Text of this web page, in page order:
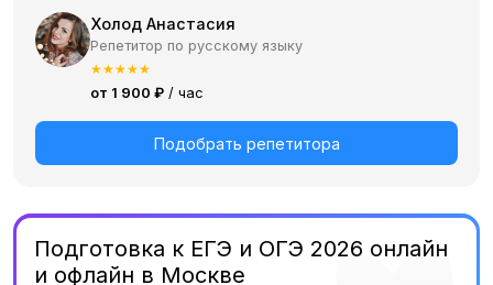
Холод Анастасия
Репетитор по русскому языку
★★★★★
от 1 900 ₽ / час
Подобрать репетитора
Подготовка к ЕГЭ и ОГЭ 2026 онлайн
и офлайн в Москве